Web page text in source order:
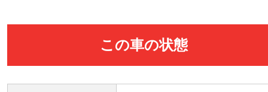
この車の状態